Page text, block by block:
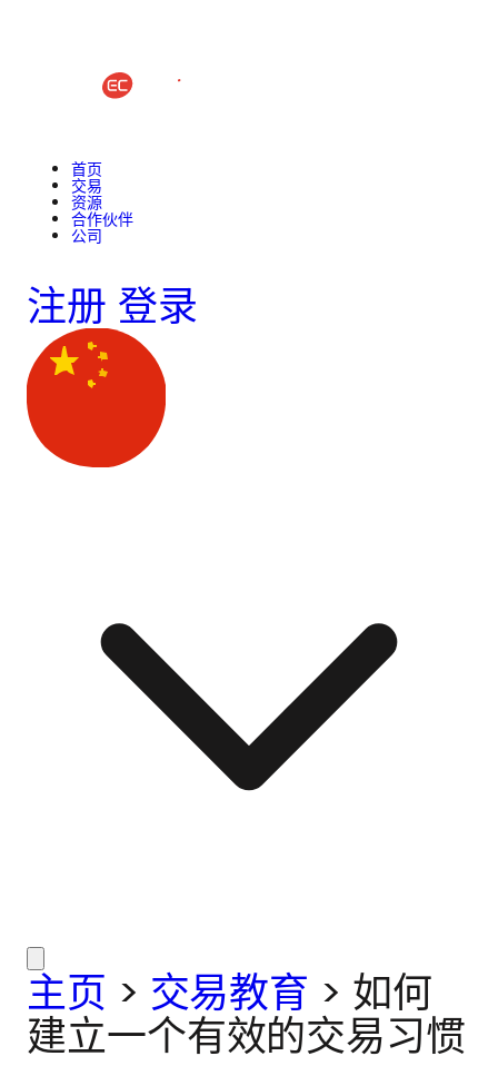
首页
交易
资源
合作伙伴
公司
注册 登录
主页 > 交易教育 > 如何
建立一个有效的交易习惯